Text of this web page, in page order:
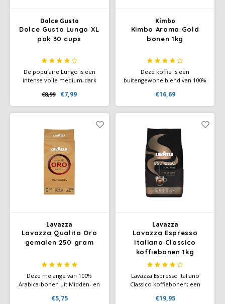
Minges
Nestlé - Nescafé
Paranà Caffè
Swisso Kaffee
Dolce Gusto
Dolce Gusto Lungo XL
pak 30 cups
De populaire Lungo is een
intense volle medium-dark
aroma's en een rijke
cremalaag. Ervaar de
complexe smaak van koffie
zwarte bessen.
€8,99 €7,99
Kimbo
Kimbo Aroma Gold
bonen 1kg
Deze koffie is een
buitengewone blend van 100%
Zuid-Amerika. Speciaal
geselecteerde bonen van
premium kwaliteit vormen de
assortiment, voor een
uitstekende espresso gemaakt
met de beste Italiaanse traditie
€16,69
Lavazza
Lavazza Qualita Oro
gemalen 250 gram
Deze melange van 100%
Arabica-bonen uit Midden- en
verfijnde koffie-ervaring met
€5,75
Lavazza
Lavazza Espresso
Italiano Classico
koffiebonen 1kg
Lavazza Espresso Italiano
Classico koffiebonen; een
typisch aromatische smaak,
€19,95